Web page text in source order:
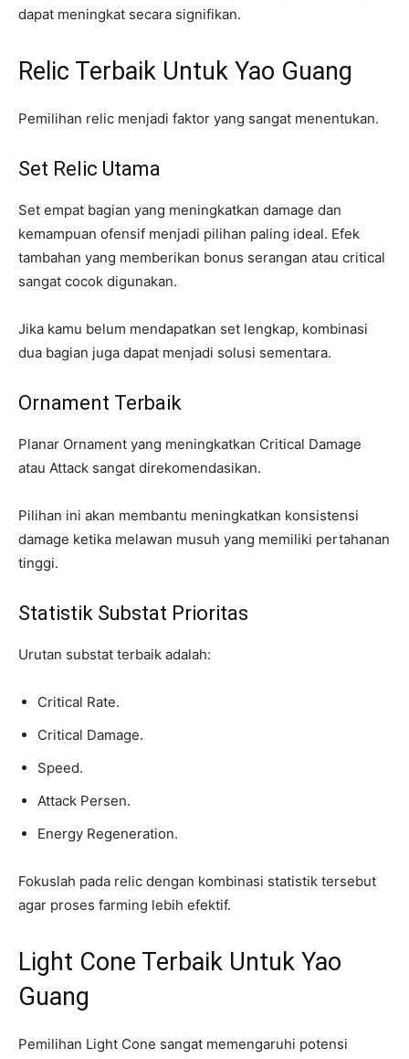
dapat meningkat secara signifikan.
Relic Terbaik Untuk Yao Guang
Pemilihan relic menjadi faktor yang sangat menentukan.
Set Relic Utama
Set empat bagian yang meningkatkan damage dan
kemampuan ofensif menjadi pilihan paling ideal. Efek
tambahan yang memberikan bonus serangan atau critical
sangat cocok digunakan.
Jika kamu belum mendapatkan set lengkap, kombinasi
dua bagian juga dapat menjadi solusi sementara.
Ornament Terbaik
Planar Ornament yang meningkatkan Critical Damage
atau Attack sangat direkomendasikan.
Pilihan ini akan membantu meningkatkan konsistensi
damage ketika melawan musuh yang memiliki pertahanan
tinggi.
Statistik Substat Prioritas
Urutan substat terbaik adalah:
Critical Rate.
Critical Damage.
Speed.
Attack Persen.
Energy Regeneration.
Fokuslah pada relic dengan kombinasi statistik tersebut
agar proses farming lebih efektif.
Light Cone Terbaik Untuk Yao
Guang
Pemilihan Light Cone sangat memengaruhi potensi